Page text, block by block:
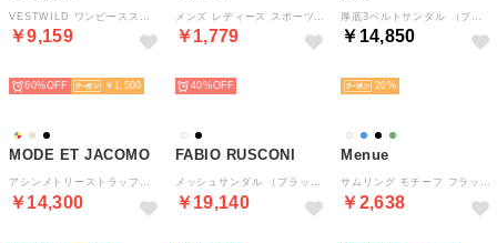
￥9,159
60%
￥1,500
￥1,779
40%
￥14,850
20
MODE ET JACOMO
￥14,300
FABIO RUSCONI
￥19,140
Menue
￥2,638